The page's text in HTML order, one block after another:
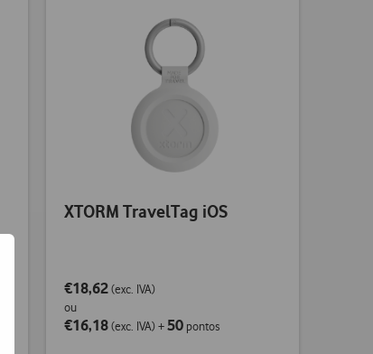
XTORM TravelTag iOS
€18,62(exc. IVA)
ou
€16,18(exc. IVA)+50 pontos